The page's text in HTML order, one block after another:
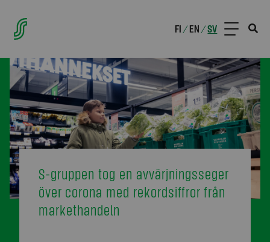
FI /EN /SV
S-gruppen tog en avvärjningsseger
över corona med rekordsiffror från
markethandeln